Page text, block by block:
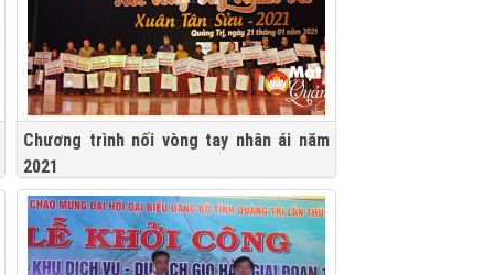
Chương trình nối vòng tay nhân ái năm
2021